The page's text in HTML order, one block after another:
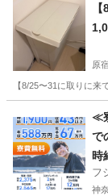
原
【8/25〜31に取りに
≪
で
時
フ
神